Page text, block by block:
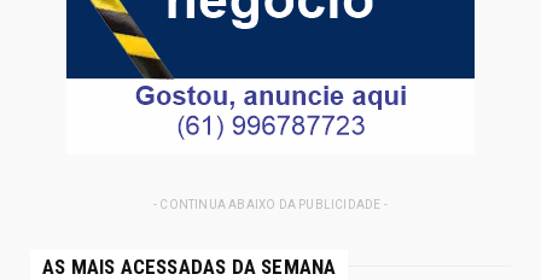
- CONTINUA ABAIXO DA PUBLICIDADE -
AS MAIS ACESSADAS DA SEMANA